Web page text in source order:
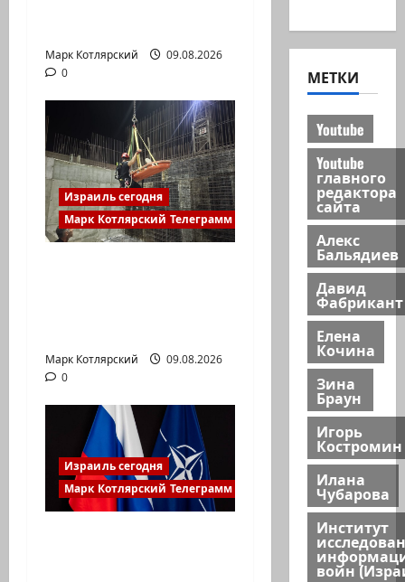
Марк Котлярский
09.08.2026
0
Израиль сегодня
Марк Котлярский Телеграмм Канал
Марк Котлярский
09.08.2026
0
Израиль сегодня
Марк Котлярский Телеграмм Канал
МЕТКИ
Youtube
Youtube
главного
редактора
сайта
Алекс
Бальядиев
Давид
Фабрикант
Елена
Кочина
Зина
Браун
Игорь
Костромин
Илана
Чубарова
Институт
войн